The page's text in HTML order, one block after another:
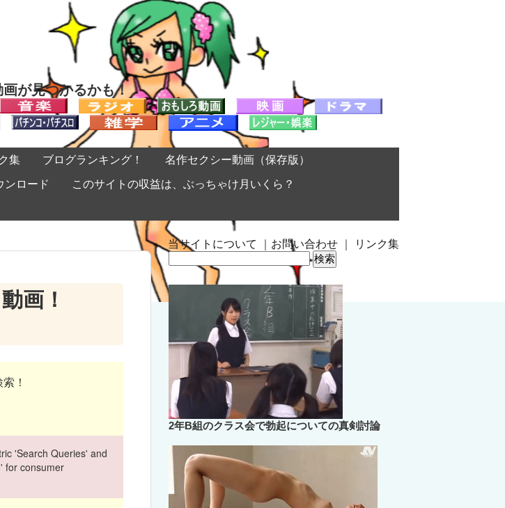
画が見つかるかも！
集 ブログランキング！ 名作セクシー動画（保存版）
ンロード このサイトの収益は、ぶっちゃけ月いくら？
当サイトについて お問い合わせ リンク集
画！
！
'Search Queries' and
for consumer
検
索:
2年B組のクラス会で勃起についての真剣討論